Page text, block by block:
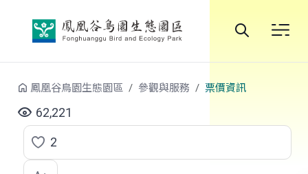
站
尋
鳳凰谷鳥園生態園區 參觀與服務 票價資訊
62,221
點
2